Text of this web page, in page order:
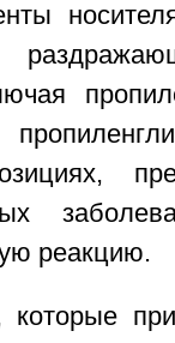
реакцию.
которые